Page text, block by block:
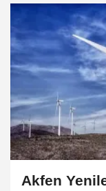
Akfen